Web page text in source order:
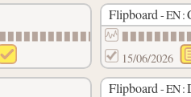
Flipboard - EN :
15/06/2026
Flipboard - EN :